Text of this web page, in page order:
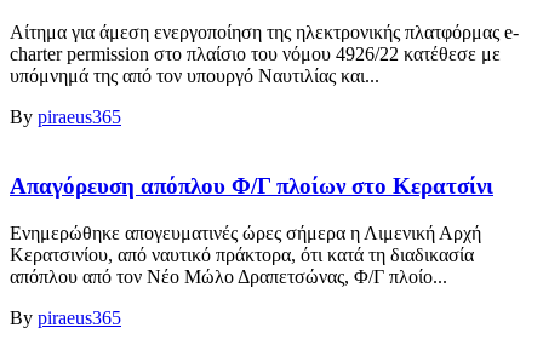
Αίτημα για άμεση ενεργοποίηση της ηλεκτρονικής πλατφόρμας e-
charter permission στο πλαίσιο του νόμου 4926/22 κατέθεσε με
υπόμνημά της από τον υπουργό Ναυτιλίας και...
By piraeus365
Απαγόρευση απόπλου Φ/Γ πλοίων στο Κερατσίνι
Ενημερώθηκε απογευματινές ώρες σήμερα η Λιμενική Αρχή
Κερατσινίου, από ναυτικό πράκτορα, ότι κατά τη διαδικασία
απόπλου από τον Νέο Μώλο Δραπετσώνας, Φ/Γ πλοίο...
By piraeus365